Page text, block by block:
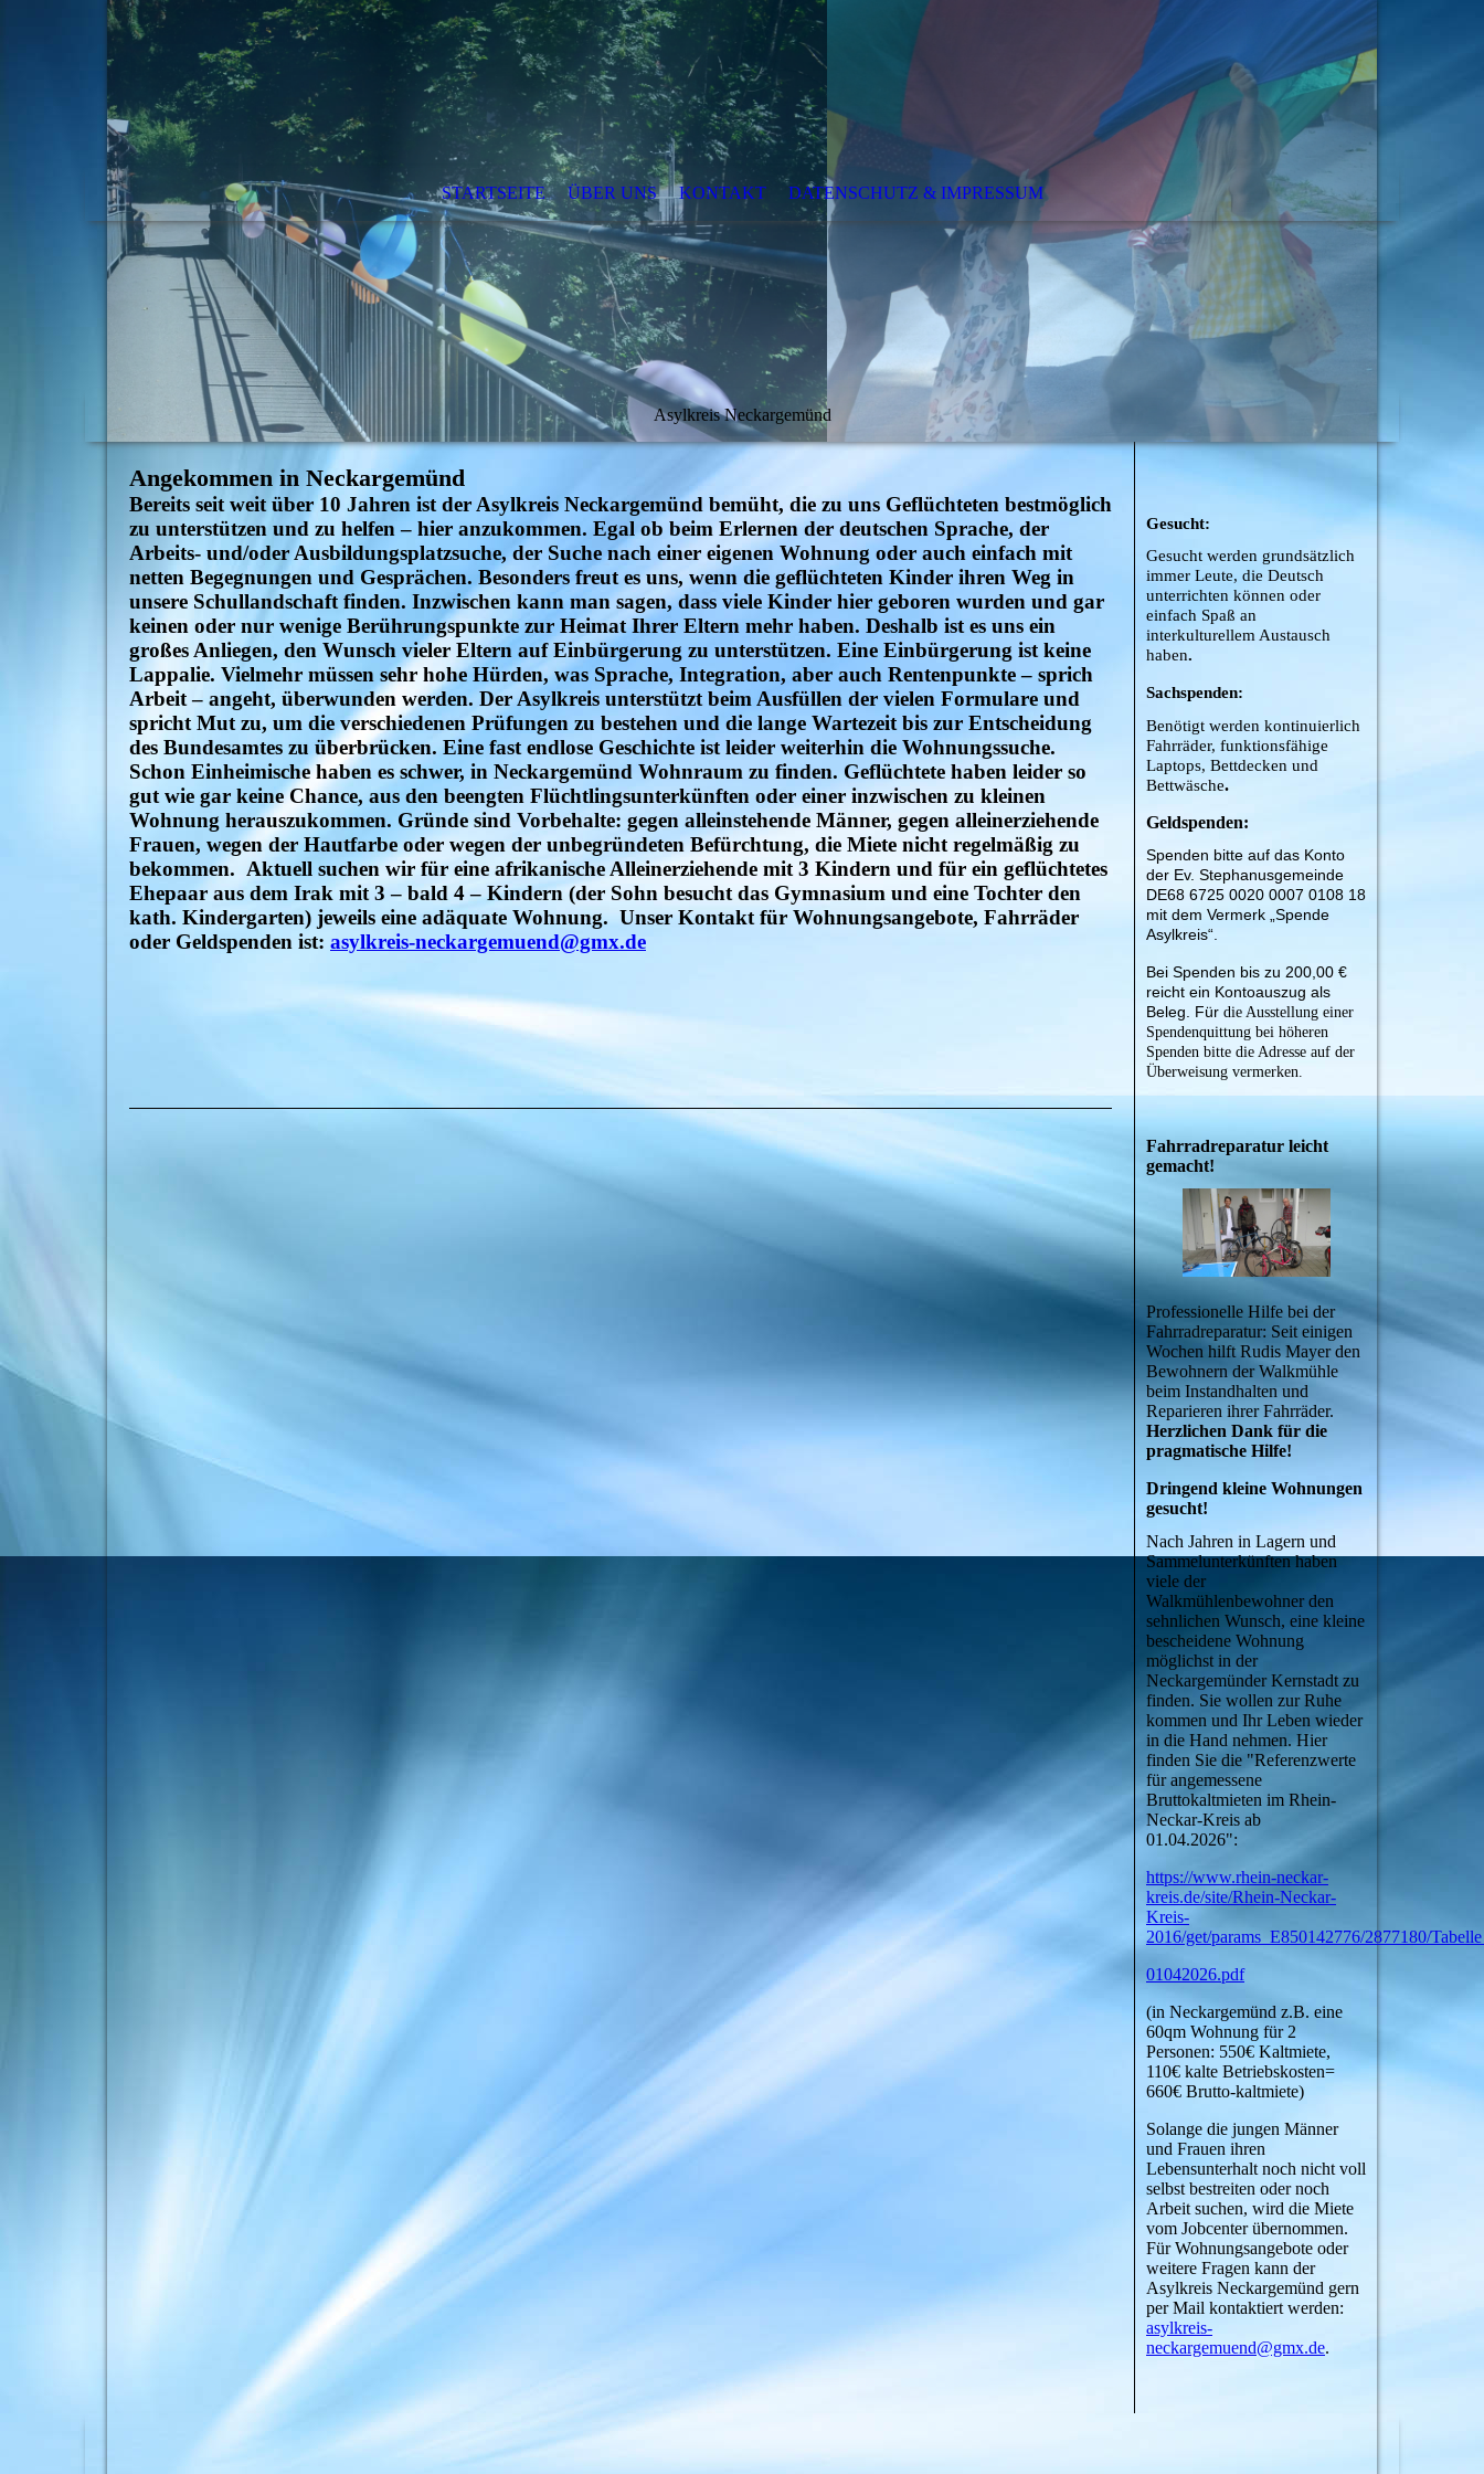
STARTSEITE ÜBER UNS KONTAKT DATENSCHUTZ & IMPRESSUM
Asylkreis Neckargemünd
Angekommen in Neckargemünd
Bereits seit weit über 10 Jahren ist der Asylkreis Neckargemünd bemüht, die zu uns Geflüchteten bestmöglich
zu unterstützen und zu helfen – hier anzukommen. Egal ob beim Erlernen der deutschen Sprache, der
Arbeits- und/oder Ausbildungsplatzsuche, der Suche nach einer eigenen Wohnung oder auch einfach mit
netten Begegnungen und Gesprächen. Besonders freut es uns, wenn die geflüchteten Kinder ihren Weg in
unsere Schullandschaft finden. Inzwischen kann man sagen, dass viele Kinder hier geboren wurden und gar
keinen oder nur wenige Berührungspunkte zur Heimat Ihrer Eltern mehr haben. Deshalb ist es uns ein
großes Anliegen, den Wunsch vieler Eltern auf Einbürgerung zu unterstützen. Eine Einbürgerung ist keine
Lappalie. Vielmehr müssen sehr hohe Hürden, was Sprache, Integration, aber auch Rentenpunkte – sprich
Arbeit – angeht, überwunden werden. Der Asylkreis unterstützt beim Ausfüllen der vielen Formulare und
spricht Mut zu, um die verschiedenen Prüfungen zu bestehen und die lange Wartezeit bis zur Entscheidung
des Bundesamtes zu überbrücken. Eine fast endlose Geschichte ist leider weiterhin die Wohnungssuche.
Schon Einheimische haben es schwer, in Neckargemünd Wohnraum zu finden. Geflüchtete haben leider so
gut wie gar keine Chance, aus den beengten Flüchtlingsunterkünften oder einer inzwischen zu kleinen
Wohnung herauszukommen. Gründe sind Vorbehalte: gegen alleinstehende Männer, gegen alleinerziehende
Frauen, wegen der Hautfarbe oder wegen der unbegründeten Befürchtung, die Miete nicht regelmäßig zu
bekommen. Aktuell suchen wir für eine afrikanische Alleinerziehende mit 3 Kindern und für ein geflüchtetes
Ehepaar aus dem Irak mit 3 – bald 4 – Kindern (der Sohn besucht das Gymnasium und eine Tochter den
kath. Kindergarten) jeweils eine adäquate Wohnung. Unser Kontakt für Wohnungsangebote, Fahrräder
oder Geldspenden ist: asylkreis-neckargemuend@gmx.de
Gesucht:
Gesucht werden grundsätzlich
immer Leute, die Deutsch
unterrichten können oder
einfach Spaß an
interkulturellem Austausch
haben.
Sachspenden:
Benötigt werden kontinuierlich
Fahrräder, funktionsfähige
Laptops, Bettdecken und
Bettwäsche.
Geldspenden:
Spenden bitte auf das Konto
der Ev. Stephanusgemeinde
DE68 6725 0020 0007 0108 18
mit dem Vermerk „Spende
Asylkreis“.
Bei Spenden bis zu 200,00 €
reicht ein Kontoauszug als
Beleg. Für die Ausstellung einer
Spendenquittung bei höheren
Spenden bitte die Adresse auf der
Überweisung vermerken.
Fahrradreparatur leicht
gemacht!
Professionelle Hilfe bei der
Fahrradreparatur: Seit einigen
Wochen hilft Rudis Mayer den
Bewohnern der Walkmühle
beim Instandhalten und
Reparieren ihrer Fahrräder.
Herzlichen Dank für die
pragmatische Hilfe!
Dringend kleine Wohnungen
gesucht!
Nach Jahren in Lagern und
Sammelunterkünften haben
viele der
Walkmühlenbewohner den
sehnlichen Wunsch, eine kleine
bescheidene Wohnung
möglichst in der
Neckargemünder Kernstadt zu
finden. Sie wollen zur Ruhe
kommen und Ihr Leben wieder
in die Hand nehmen. Hier
finden Sie die "Referenzwerte
für angemessene
Bruttokaltmieten im Rhein-
Neckar-Kreis ab
01.04.2026":
https://www.rhein-neckar-
kreis.de/site/Rhein-Neckar-
Kreis-
2016/get/params_E850142776/2877180/
01042026.pdf
(in Neckargemünd z.B. eine
60qm Wohnung für 2
Personen: 550€ Kaltmiete,
110€ kalte Betriebskosten=
660€ Brutto-kaltmiete)
Solange die jungen Männer
und Frauen ihren
Lebensunterhalt noch nicht voll
selbst bestreiten oder noch
Arbeit suchen, wird die Miete
vom Jobcenter übernommen.
Für Wohnungsangebote oder
weitere Fragen kann der
Asylkreis Neckargemünd gern
per Mail kontaktiert werden:
asylkreis-
neckargemuend@gmx.de.